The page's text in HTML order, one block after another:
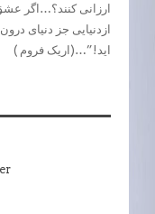
ارزانی کنند؟…اگر
ازدنیایی جز دنیای
اید!”…(اریک فروم )